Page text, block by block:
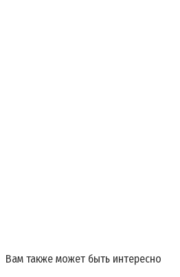
Вам также может быть интересно